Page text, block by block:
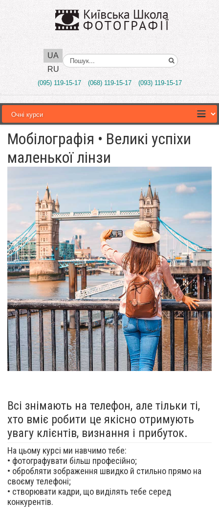
UA
RU
Поиск..
(095) 119-15-17 (068) 119-15-17 (093) 119-15-17
Мобілографія • Великі успіхи
маленької лінзи
Всі знімають на телефон, але тільки ті,
хто вміє робити це якісно отримують
увагу клієнтів, визнання і прибуток.
На цьому курсі ми навчимо тебе:
• фотографувати більш професійно;
• обробляти зображення швидко й стильно прямо на
своєму телефоні;
• створювати кадри, що виділять тебе серед
конкурентів.